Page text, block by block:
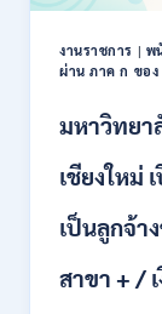
งานราชการ | พ
ผ่าน ภาค ก ขอ
มหาวิทยา
เชียงใหม่
เป็นลูกจ้า
สาขา + /